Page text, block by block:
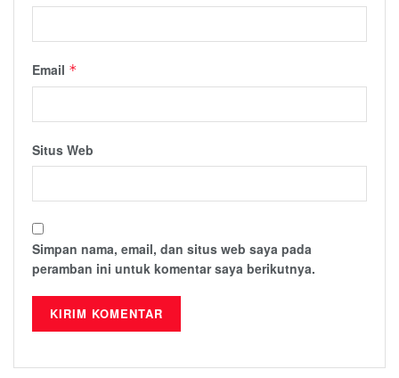
Email *
Situs Web
Simpan nama, email, dan situs web saya pada
peramban ini untuk komentar saya berikutnya.